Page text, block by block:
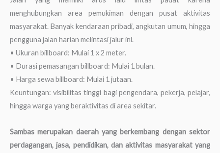
menghubungkan area pemukiman dengan pusat aktivitas
masyarakat. Banyak kendaraan pribadi, angkutan umum, hingga
pengguna jalan harian melintasi jalur ini.
• Ukuran billboard: Mulai 1 x 2 meter.
• Durasi pemasangan billboard: Mulai 1 bulan.
• Harga sewa billboard: Mulai 1 jutaan.
Keuntungan: visibilitas tinggi bagi pengendara, pekerja, pelajar,
hingga warga yang beraktivitas di area sekitar.
Sambas merupakan daerah yang berkembang dengan sektor
perdagangan, jasa, pendidikan, dan aktivitas masyarakat yang